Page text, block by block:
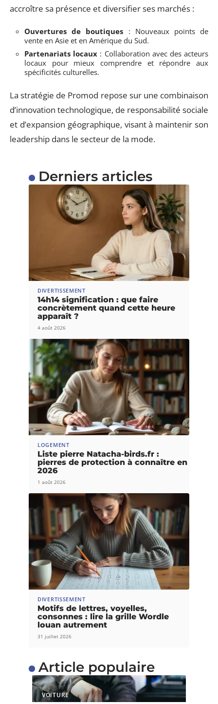
accroître sa présence et diversifier ses marchés :
Ouvertures de boutiques : Nouveaux points de
vente en Asie et en Amérique du Sud.
Partenariats locaux : Collaboration avec des acteurs
locaux pour mieux comprendre et répondre aux
spécificités culturelles.
La stratégie de Promod repose sur une combinaison
d’innovation technologique, de responsabilité sociale
et d’expansion géographique, visant à maintenir son
leadership dans le secteur de la mode.
Derniers articles
DIVERTISSEMENT
14h14 signification : que faire
concrètement quand cette heure
apparaît ?
4 août 2026
LOGEMENT
Liste pierre Natacha-birds.fr :
pierres de protection à connaître en
2026
1 août 2026
DIVERTISSEMENT
Motifs de lettres, voyelles,
consonnes : lire la grille Wordle
louan autrement
31 juillet 2026
Article populaire
VOITURE